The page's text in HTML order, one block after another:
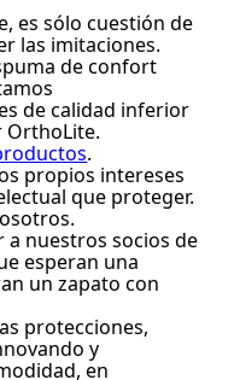
es sólo cuestión de
las imitaciones.
de confort
de calidad inferior
OrthoLite.
.
propios intereses
que proteger.
nuestros socios de
esperan una
un zapato con
protecciones,
y
en